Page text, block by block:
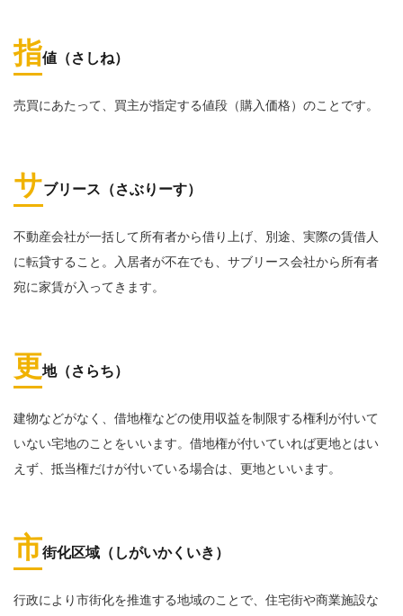
指値（さしね）
売買にあたって、買主が指定する値段（購入価格）のことです。
サブリース（さぶりーす）
不動産会社が一括して所有者から借り上げ、別途、実際の賃借人
に転貸すること。入居者が不在でも、サブリース会社から所有者
宛に家賃が入ってきます。
更 地（さらち）
建物などがなく、借地権などの使用収益を制限する権利が付いて
いない宅地のことをいいます。借地権が付いていれば更地とはい
えず、抵当権だけが付いている場合は、更地といいます。
市街化区域（しがいかくいき）
行政により市街化を推進する地域のことで、住宅街や商業施設な